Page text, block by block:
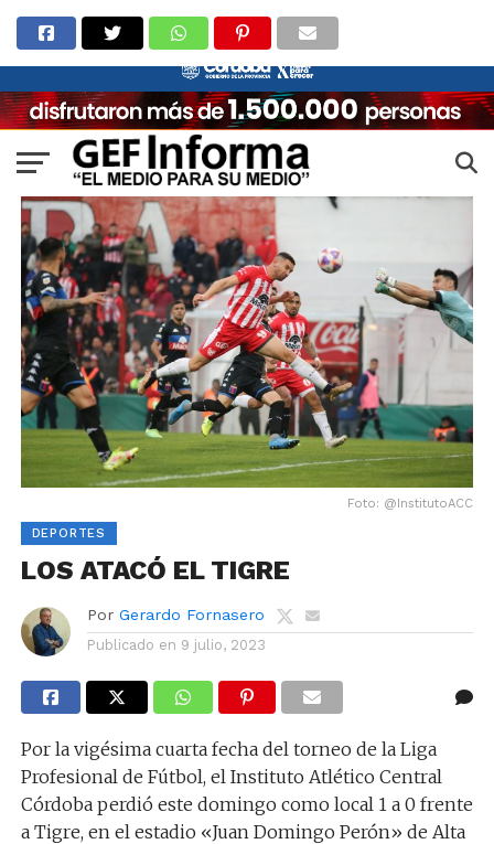
Foto: @InstitutoACC
DEPORTES
LOS ATACÓ EL TIGRE
Por Gerardo Fornasero
Publicado en 9 julio, 2023
Por la vigésima cuarta fecha del torneo de la Liga
Profesional de Fútbol, el Instituto Atlético Central
Córdoba perdió este domingo como local 1 a 0 frente
a Tigre, en el estadio «Juan Domingo Perón» de Alta